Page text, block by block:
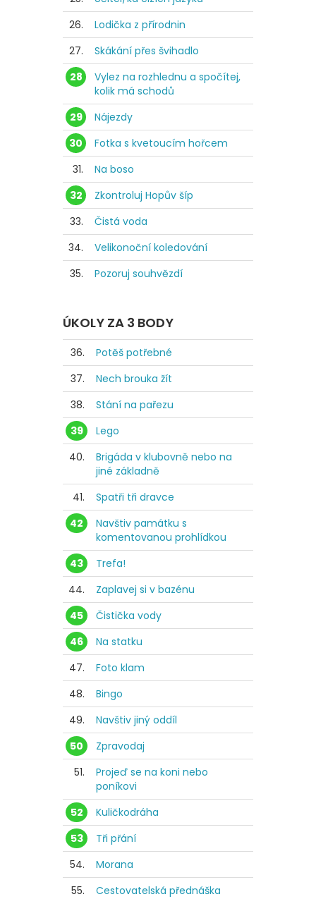
26.
Lodička z přírodnin
27.
Skákání přes švihadlo
28
Vylez na rozhlednu a spočítej,
kolik má schodů
29
Nájezdy
30
Fotka s kvetoucím hořcem
31.
Na boso
32
Zkontroluj Hopův šíp
33.
Čistá voda
34.
Velikonoční koledování
35.
Pozoruj souhvězdí
ÚKOLY ZA 3 BODY
36.
Potěš potřebné
37.
Nech brouka žít
38.
Stání na pařezu
39
Lego
40.
Brigáda v klubovně nebo na
jiné základně
41.
Spatři tři dravce
42
Navštiv památku s
komentovanou prohlídkou
43
Trefa!
44.
Zaplavej si v bazénu
45
Čistička vody
46
Na statku
47.
Foto klam
48.
Bingo
49.
Navštiv jiný oddíl
50
Zpravodaj
51.
Projeď se na koni nebo
poníkovi
52
Kuličkodráha
53
Tři přání
54.
Morana
55.
Cestovatelská přednáška